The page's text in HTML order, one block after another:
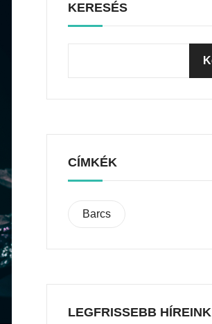
KERESÉS
CÍMKÉK
Barcs
LEGFRISSEBB HÍREINK